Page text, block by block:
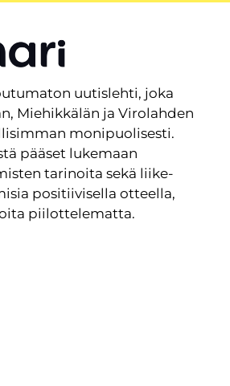
uutislehti, joka
Miehikkälän ja Virolahden
monipuolisesti.
pääset lukemaan
tarinoita sekä liike-
positiivisella otteella,
piilottelematta.